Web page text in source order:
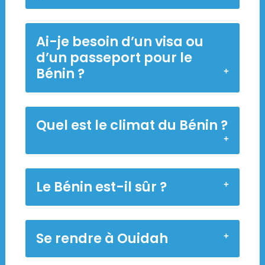
Ai-je besoin d’un visa ou
d’un passeport pour le
Bénin ?
Quel est le climat du Bénin ?
Le Bénin est-il sûr ?
Se rendre à Ouidah